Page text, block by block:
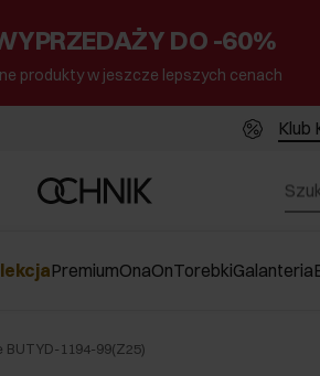
DO -60%
produkty w jeszcze lepszych cenach
Klub
PremiumOnaOnTorebkiGalanteria
1194-99(Z25)